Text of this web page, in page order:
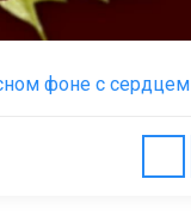
фоне с сердцем